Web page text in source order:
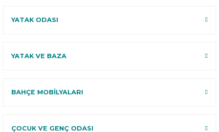
YATAK ODASI
YATAK VE BAZA
BAHÇE MOBİLYALARI
ÇOCUK VE GENÇ ODASI